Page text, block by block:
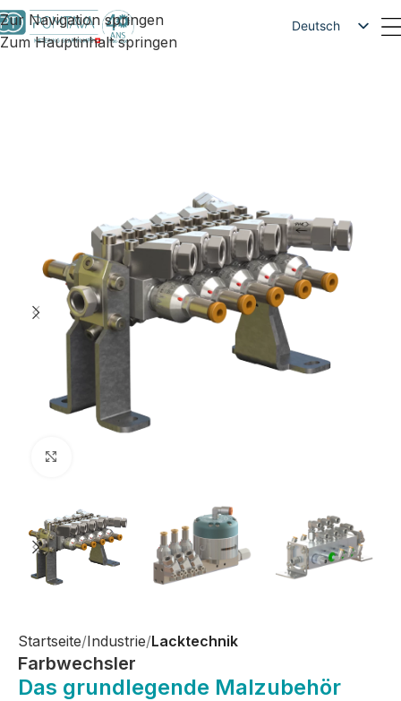
Zur Navigation springen
Zum Hauptinhalt springen
Deutsch
Startseite Industrie Lacktechnik
Farbwechsler
Das grundlegende Malzubehör